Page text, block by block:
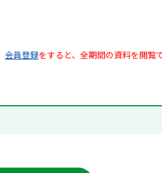
会員登録をすると、全期間の資料を閲覧